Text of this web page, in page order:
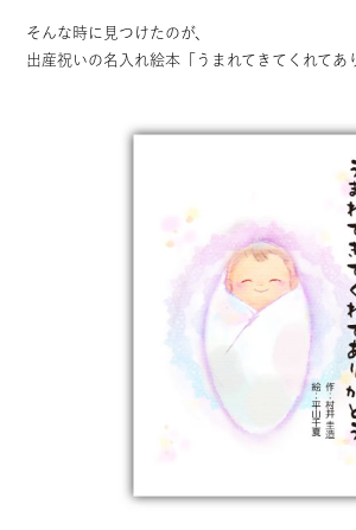
そんな時に見つけたのが、
出産祝いの名入れ絵本「うまれてきてくれてあ